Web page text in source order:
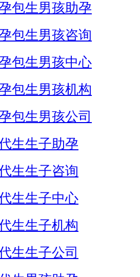
包生男孩助孕
包生男孩咨询
包生男孩中心
包生男孩机构
包生男孩公司
生生子助孕
生生子咨询
生生子中心
生生子机构
生生子公司